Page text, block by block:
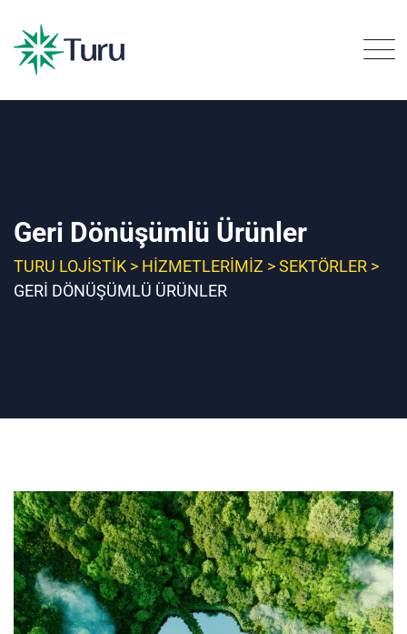
Geri Dönüşümlü Ürünler
TURU LOJISTIK > HIZMETLERIMIZ >SEKTÖRLER >
GERI DÖNÜŞÜMLÜ ÜRÜNLER